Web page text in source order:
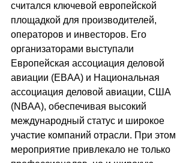
считался ключевой европейской
площадкой для производителей,
операторов и инвесторов. Его
организаторами выступали
Европейская ассоциация деловой
авиации (EBAA) и Национальная
ассоциация деловой авиации, США
(NBAA), обеспечивая высокий
международный статус и широкое
участие компаний отрасли. При этом
мероприятие привлекало не только